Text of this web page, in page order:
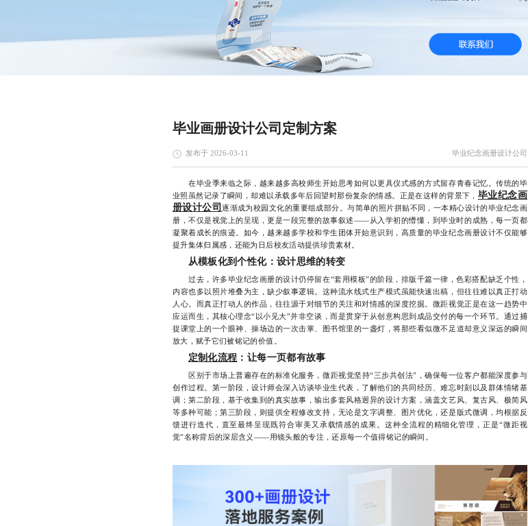
毕业画册设计公司定制方案
发布于 2026-03-11 毕业纪念画册设计公司
在毕业季来临之际，越来越多高校师生开始思考如何以更具仪式感的方式留存青春记忆。传统的毕
业照虽然记录了瞬间，却难以承载多年后回望时那份复杂的情感。正是在这样的背景下， 毕业纪念画
册设计公司逐渐成为校园文化的重要组成部分。与简单的照片拼贴不同，一本精心设计的毕业纪念画
册，不仅是视觉上的呈现，更是一段完整的故事叙述——从入学初的懵懂，到毕业时的成熟，每一页都
凝聚着成长的痕迹。如今，越来越多学校和学生团体开始意识到，高质量的毕业纪念画册设计不仅能够
提升集体归属感，还能为日后校友活动提供珍贵素材。
从模板化到个性化：设计思维的转变
过去，许多毕业纪念画册的设计仍停留在“套用模板”的阶段，排版千篇一律，色彩搭配缺乏个性，
内容也多以照片堆叠为主，缺少叙事逻辑。这种流水线式生产模式虽能快速出稿，但往往难以真正打动
人心。而真正打动人的作品，往往源于对细节的关注和对情感的深度挖掘。微距视觉正是在这一趋势中
应运而生，其核心理念“以小见大”并非空谈，而是贯穿于从创意构思到成品交付的每一个环节。通过捕
捉课堂上的一个眼神、操场边的一次击掌、图书馆里的一盏灯，将那些看似微不足道却意义深远的瞬间
放大，赋予它们被铭记的价值。
定制化流程 ：让每一页都有故事
区别于市场上普遍存在的标准化服务，微距视觉坚持“三步共创法”，确保每一位客户都能深度参与
创作过程。第一阶段，设计师会深入访谈毕业生代表，了解他们的共同经历、难忘时刻以及群体情绪基
调；第二阶段，基于收集到的真实故事，输出多套风格迥异的设计方案，涵盖文艺风、复古风、极简风
等多种可能；第三阶段，则提供全程修改支持，无论是文字调整、图片优化，还是版式微调，均根据反
馈进行迭代，直至最终呈现既符合审美又承载情感的成果。这种全流程的精细化管理，正是“微距视
觉”名称背后的深层含义——用镜头般的专注，还原每一个值得铭记的瞬间。